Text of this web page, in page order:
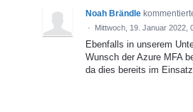
Noah Brändle
· Mittwoch, 19. Januar 2022,
Ebenfalls in unserem
Wunsch der Azure MFA
da dies bereits im